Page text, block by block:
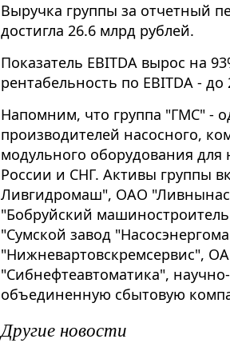
Выручка группы за отчетный
достигла 26.6 млрд рублей.
Показатель EBITDA вырос на
рентабельность по EBITDA - до
Напомним, что группа "ГМС" -
производителей насосного,
модульного оборудования
России и СНГ. Активы группы
Ливгидромаш", ОАО
"Бобруйский
"Сумской завод
"Нижневартовскремсервис",
"Сибнефтеавтоматика",
объединенную сбытовую
Другие новости